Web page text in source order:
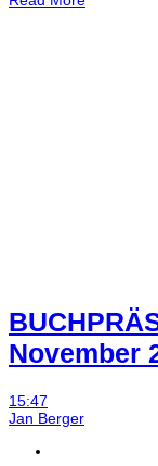
November
15:47
Jan Berger